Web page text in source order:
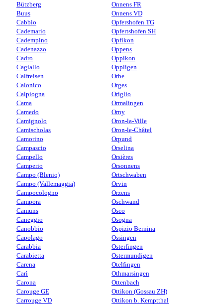
Bützberg
Buus
Cabbio
Cademario
Cadempino
Cadenazzo
Cadro
Cagiallo
Calfreisen
Calonico
Calpiogna
Cama
Camedo
Camignolo
Camischolas
Camorino
Campascio
Campello
Camperio
Campo (Blenio)
Campo (Vallemaggia)
Campocologno
Campora
Camuns
Caneggio
Canobbio
Capolago
Carabbia
Carabietta
Carena
Carì
Carona
Carouge GE
Carrouge VD
Onnens FR
Onnens VD
Opfershofen TG
Opfertshofen SH
Opfikon
Oppens
Oppikon
Oppligen
Orbe
Orges
Origlio
Ormalingen
Orny
Oron-la-Ville
Oron-le-Châtel
Orpund
Orselina
Orsières
Orsonnens
Ortschwaben
Orvin
Orzens
Oschwand
Osco
Osogna
Ospizio Bernina
Ossingen
Osterfingen
Ostermundigen
Otelfingen
Othmarsingen
Ottenbach
Ottikon (Gossau ZH)
Ottikon b. Kemptthal